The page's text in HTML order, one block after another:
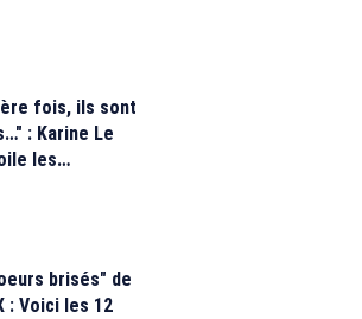
fois, ils sont
: Karine Le
les
speed dating
brisés" de
: Voici les 12